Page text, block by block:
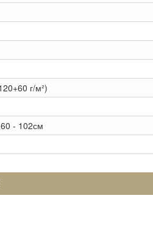
г/м²)
- 102см